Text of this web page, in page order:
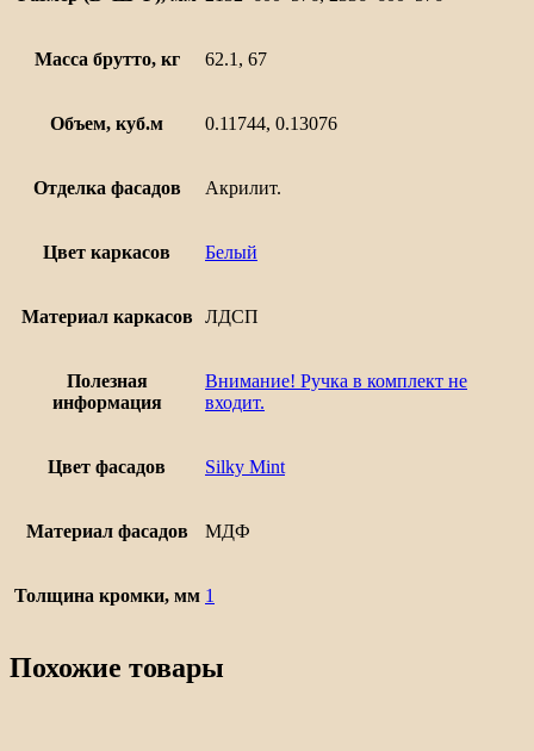
Фьюжн
Масса брутто, кг 62.1, 67
Объем, куб.м 0.11744, 0.13076
Отделка фасадов Акрилит.
Цвет каркасов Белый
Материал каркасов ЛДСП
Полезная
информация
Внимание! Ручка в комплект не
входит.
Цвет фасадов Silky Mint
Материал фасадов МДФ
Толщина кромки, мм 1
Похожие товары